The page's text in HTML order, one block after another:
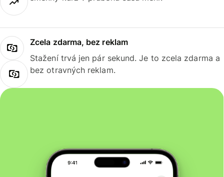
Zcela zdarma, bez reklam
Stažení trvá jen pár sekund. Je to zcela zdarma a
bez otravných reklam.